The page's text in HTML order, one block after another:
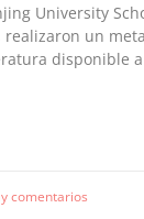
University
un
disponible a
comentarios